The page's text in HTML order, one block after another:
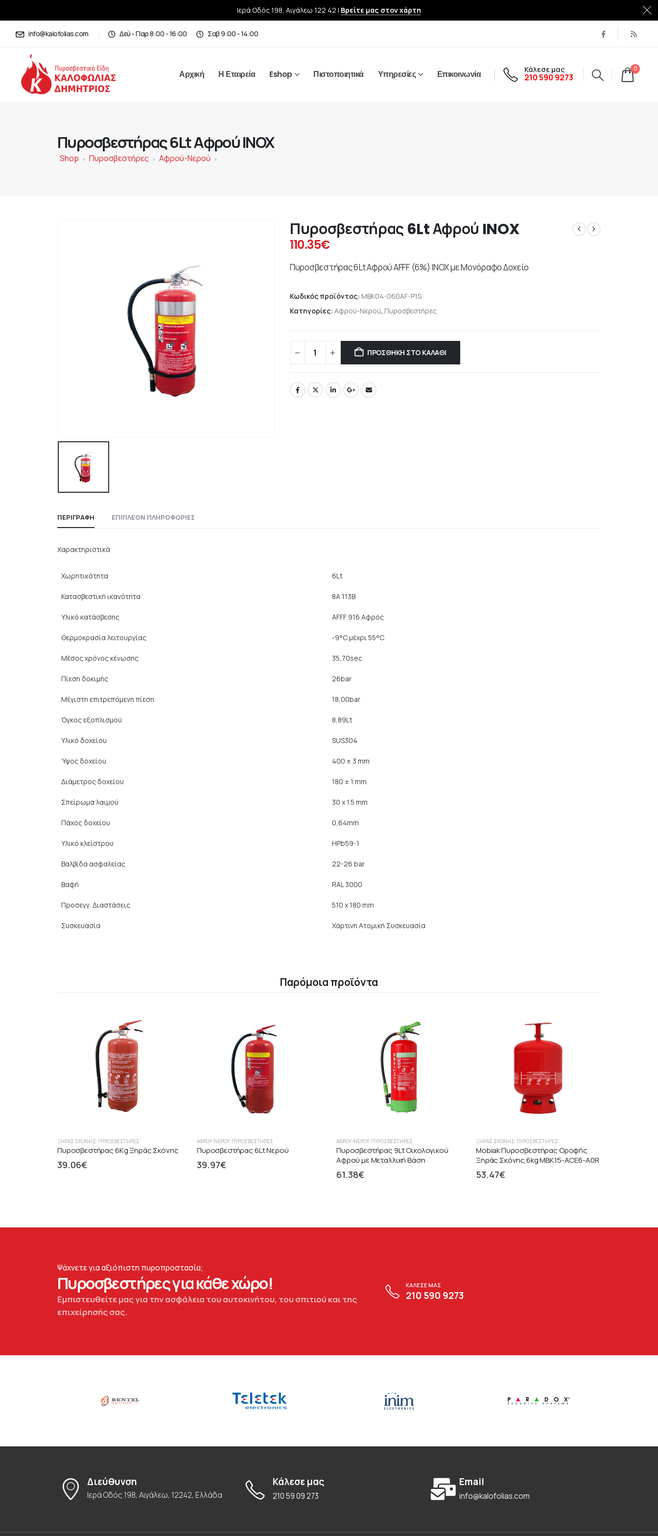
Ιερά Οδός 198, Αιγάλεω 122 42 | Βρείτε μας στον χάρτη
info@kalofolias.com Δεύ - Παρ 8:00 - 16:00 Σαβ 9:00 - 14:00
Αρχική Η Εταιρεία Eshop Πιστοποιητικά Υπηρεσίες Επικοινωνία Κάλεσε μας
210 590 9273
0
Πυροσβεστήρας 6Lt Αφρού INOX
Shop > Πυροσβεστήρες > Αφρού-Νερού >
Πυροσβεστήρας 6Lt Αφρού INOX
110.35€
Πυροσβεστήρας 6Lt Αφρού AFFF (6%) INOX με Μονόραφο Δοχείο
Κωδικός προϊόντος: MBK04-060AF-P1S
Κατηγορίες: Αφρού-Νερού, Πυροσβεστήρες
ΠΡΟΣΘΉΚΗ ΣΤΟ ΚΑΛΆΘΙ
ΠΕΡΙΓΡΑΦΉ ΕΠΙΠΛΈΟΝ ΠΛΗΡΟΦΟΡΊΕΣ
Χαρακτηριστικά
Χωρητικότητα 6Lt
Κατασβεστική ικανότητα 8A 113B
Υλικό κατάσβεσης AFFF 916 Αφρός
Θερμοκρασία λειτουργίας -9°C μέχρι 55°C
Μέσος χρόνος κένωσης 35,70sec
Πίεση δοκιμής 26bar
Μέγιστη επιτρεπόμενη πίεση 18,00bar
Όγκος εξοπλισμού 8,89Lt
Υλικό δοχείου SUS304
Ύψος δοχείου 400 ± 3 mm
Διάμετρος δοχείου 180 ± 1 mm
Σπείρωμα λαιμού 30 x 1.5 mm
Πάχος δοχείου 0,64mm
Υλικό κλείστρου HPb59-1
Βαλβίδα ασφαλείας 22-26 bar
Βαφή RAL 3000
Προσεγγ. Διαστάσεις 510 x 180 mm
Συσκευασία Χάρτινη Ατομική Συσκευασία
Παρόμοια προϊόντα
ΞΉΡΑΣ ΣΚΌΝΗΣ ΠΥΡΟΣΒΕΣΤΉΡΕΣ
Πυροσβεστήρας 6Kg Ξηράς Σκόνης
39.06€
ΑΦΡΟΎ-ΝΕΡΟΎ ΠΥΡΟΣΒΕΣΤΉΡΕΣ
Πυροσβεστήρας 6Lt Νερού
39.97€
ΑΦΡΟΎ-ΝΕΡΟΎ ΠΥΡΟΣΒΕΣΤΉΡΕΣ
Πυροσβεστήρας 9Lt Οικολογικού
Αφρού με Μεταλλική Βάση
61.38€
ΞΉΡΑΣ ΣΚΌΝΗΣ ΠΥΡΟΣΒΕΣΤΉΡΕΣ
Mobiak Πυροσβεστήρας Οροφής
Ξηράς Σκόνης 6kg MBK15-ACE6-A0R
53.47€
Ψάχνετε για αξιόπιστη πυροπροστασία;
Πυροσβεστήρες για κάθε χώρο!
Εμπιστευθείτε μας για την ασφάλεια του αυτοκινήτου, του σπιτιού και της
επιχείρησής σας.
ΚΑΛΕΣΕ ΜΑΣ
210 590 9273
Διεύθυνση
Ιερά Οδός 198, Αιγάλεω, 12242, Ελλάδα
Κάλεσε μας
210 59 09 273
Email
info@kalofolias.com